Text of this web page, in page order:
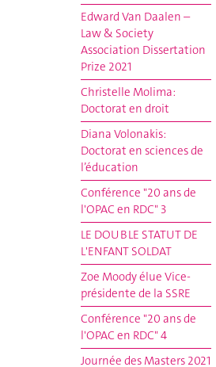
Edward Van Daalen –
Law & Society
Association Dissertation
Prize 2021
Christelle Molima:
Doctorat en droit
Diana Volonakis:
Doctorat en sciences de
l’éducation
Conférence "20 ans de
l'OPAC en RDC" 3
LE DOUBLE STATUT DE
L'ENFANT SOLDAT
Zoe Moody élue Vice-
présidente de la SSRE
Conférence "20 ans de
l'OPAC en RDC" 4
Journée des Masters 2021